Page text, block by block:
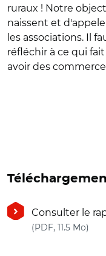
ruraux ! Notre
naissent et
les associations. Il
réfléchir à ce qui
avoir des
Consulter le
(PDF, 11.5 Mo)